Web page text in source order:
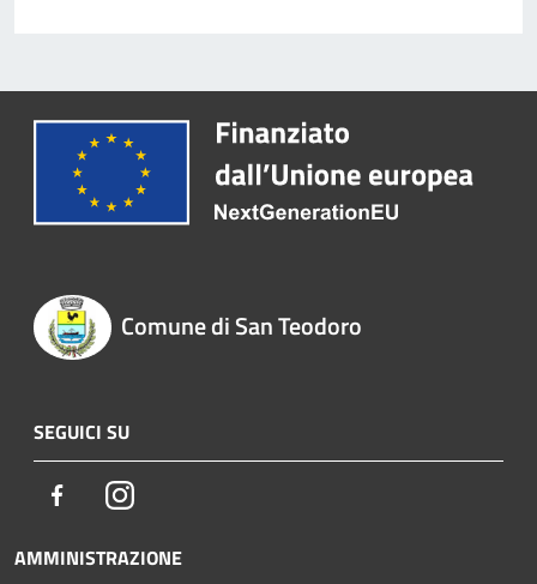
Comune di San Teodoro
SEGUICI SU
FacebookInstagram
AMMINISTRAZIONE